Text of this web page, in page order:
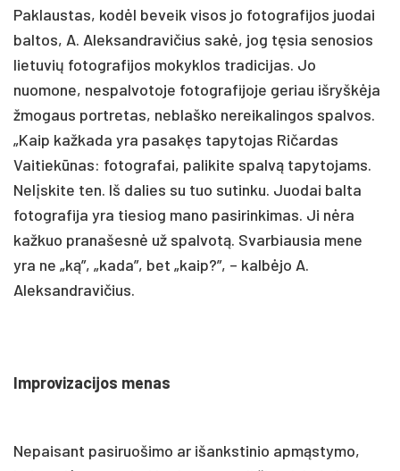
Paklaustas, kodėl beveik visos jo fotografijos juodai
baltos, A. Aleksandravičius sakė, jog tęsia senosios
lietuvių fotografijos mokyklos tradicijas. Jo
nuomone, nespalvotoje fotografijoje geriau išryškėja
žmogaus portretas, neblaško nereikalingos spalvos.
„Kaip kažkada yra pasakęs tapytojas Ričardas
Vaitiekūnas: fotografai, palikite spalvą tapytojams.
Nelįskite ten. Iš dalies su tuo sutinku. Juodai balta
fotografija yra tiesiog mano pasirinkimas. Ji nėra
kažkuo pranašesnė už spalvotą. Svarbiausia mene
yra ne „ką”, „kada”, bet „kaip?”, – kalbėjo A.
Aleksandravičius.
Improvizacijos menas
Nepaisant pasiruošimo ar išankstinio apmąstymo,